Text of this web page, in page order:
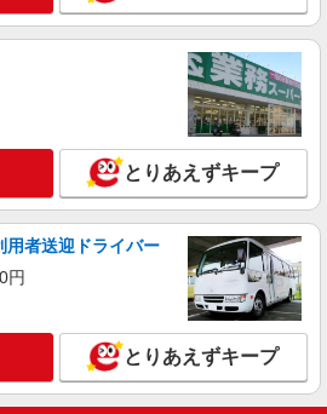
1695円〜1745円 ※経験・能力による
ケア訪問入浴 甲賀 滋賀県甲賀市水口町
地1 アルテ名坂事務所兼用住宅1階
詳細を見る
円〜274,000円（地域による） 別
支給（30000円上限/月） 別途残業手当
残業時間20時間）残業代全額支給
ケア訪問入浴 甲賀 滋賀県甲賀市水口町
とりあえずキープ
用者送迎ドライバー
円
とりあえずキープ